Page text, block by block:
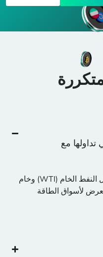
مع
توفر FXPrimus الوصول إلى تداول النفط الخام (WTI) وخام
لأسواق الطاقة